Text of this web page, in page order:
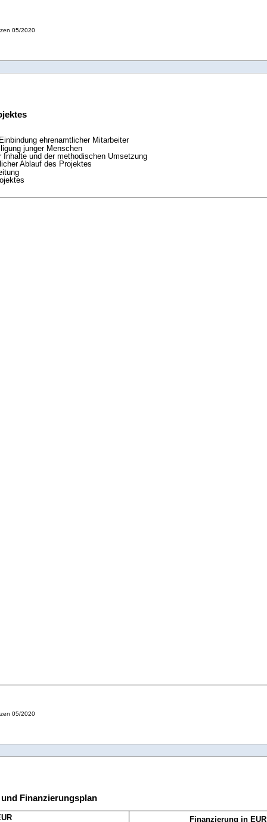
05/2020
ehrenamtlicher Mitarbeiter
junger Menschen
Inhalte und der methodischen Umsetzung
Ablauf des Projektes
05/2020
Finanzierungsplan
Finanzierung in EUR